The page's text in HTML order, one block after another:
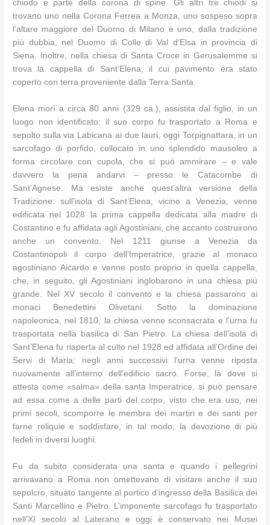
chiodo e parte della corona di spine. Gli altri tre chiodi si
trovano uno nella Corona Ferrea a Monza, uno sospeso sopra
l’altare maggiore del Duomo di Milano e uno, dalla tradizione
più dubbia, nel Duomo di Colle di Val d’Elsa in provincia di
Siena.
Inoltre, nella chiesa di Santa Croce in Gerusalemme si
trova la cappella di Sant’Elena, il cui pavimento era stato
coperto con terra proveniente dalla Terra Santa.
Elena morì a circa 80 anni (329 ca.), assistita dal figlio, in un
luogo non identificato; il suo corpo fu trasportato a Roma e
sepolto sulla via Labicana ai due lauri, oggi Torpignattara, in un
sarcofago di porfido, collocato in uno splendido mausoleo a
forma circolare con cupola, che si può ammirare – e vale
davvero la pena andarvi – presso le Catacombe di
Sant’Agnese. Ma esiste anche quest’altra versione della
Tradizione: sull’isola di Sant’Elena, vicino a Venezia, venne
edificata nel 1028 la prima cappella dedicata alla madre di
Costantino e fu affidata agli Agostiniani, che accanto costruirono
anche un convento. Nel 1211 giunse a Venezia da
Costantinopoli il corpo dell’Imperatrice, grazie al monaco
agostiniano Aicardo e venne posto proprio in quella cappella,
che, in seguito, gli Agostiniani inglobarono in una chiesa più
grande. Nel XV secolo il convento e la chiesa passarono ai
monaci Benedettini Olivetani. Sotto la dominazione
napoleonica, nel 1810, la chiesa venne sconsacrata e l’urna fu
trasportata nella basilica di San Pietro. La chiesa dell’isola di
Sant’Elena fu riaperta al culto nel 1928 ed affidata all’Ordine dei
Servi di Maria; negli anni successivi l’urna venne riposta
nuovamente all’interno dell’edificio sacro. Forse, là dove si
attesta come «salma» della santa Imperatrice, si può pensare
ad essa come a delle parti del corpo, visto che era uso, nei
primi secoli, scomporre le membra dei martiri e dei santi per
farne reliquie e soddisfare, in tal modo, la devozione di più
fedeli in diversi luoghi.
Fu da subito considerata una santa e quando i pellegrini
arrivavano a Roma non omettevano di visitare anche il suo
sepolcro, situato tangente al portico d’ingresso della Basilica dei
Santi Marcellino e Pietro. L’imponente sarcofago fu trasportato
nell’XI secolo al Laterano e oggi è conservato nei Musei